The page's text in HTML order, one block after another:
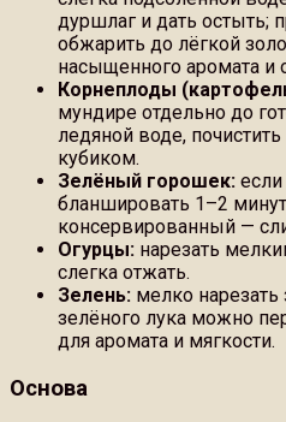
дуршлаг и дать остыть;
обжарить до лёгкой
насыщенного аромата и
Корнеплоды
мундире отдельно до
ледяной воде,
кубиком.
Зелёный горошек:
бланшировать 1–2
консервированный —
Огурцы: нарезать
слегка отжать.
Зелень: мелко нарезать
зелёного лука можно
для аромата и мягкости.
Основа